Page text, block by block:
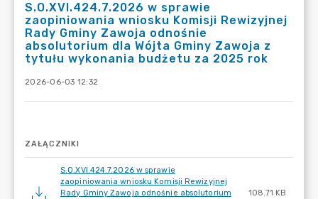
S.O.XVI.424.7.2026 w sprawie
zaopiniowania wniosku Komisji Rewizyjnej
Rady Gminy Zawoja odnośnie
absolutorium dla Wójta Gminy Zawoja z
tytułu wykonania budżetu za 2025 rok
2026-06-03 12:32
ZAŁĄCZNIKI
S.O.XVI.424.7.2026 w sprawie
zaopiniowania wniosku Komisji Rewizyjnej
Rady Gminy Zawoja odnośnie absolutorium
108.71 KB